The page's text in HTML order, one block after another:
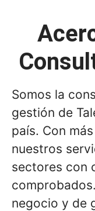
Somos la
gestión de
país. Con
nuestros
sectores con
negocio y de